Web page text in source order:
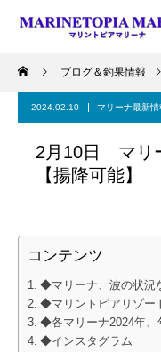
ブログ＆釣果情報
2024.02.10 マリーナ最新情
2月10日 マリ
【揚降可能】
コンテンツ
◆マリーナ、波の状況
◆マリントピアリゾー
◆各マリーナ2024年、
◆インスタグラム